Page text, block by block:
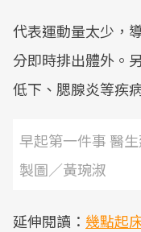
代表運動量太少，
分即時排出體外。
低下、腮腺炎等疾
早起第一件事 醫
製圖／黃琬淑
延伸閱讀： 幾點起